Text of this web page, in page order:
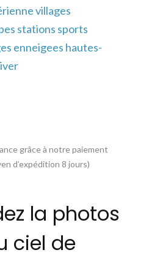
villages
stations sports
enneigees hautes-
grâce à notre paiement
d’expédition 8 jours)
la photos
ciel de